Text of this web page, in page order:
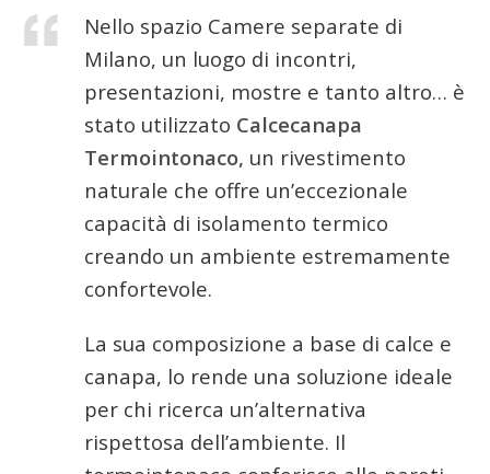
Nello spazio Camere separate di
Milano, un luogo di incontri,
presentazioni, mostre e tanto altro… è
stato utilizzato Calcecanapa
Termointonaco, un rivestimento
naturale che offre un’eccezionale
capacità di isolamento termico
creando un ambiente estremamente
confortevole.
La sua composizione a base di calce e
canapa, lo rende una soluzione ideale
per chi ricerca un’alternativa
rispettosa dell’ambiente. Il